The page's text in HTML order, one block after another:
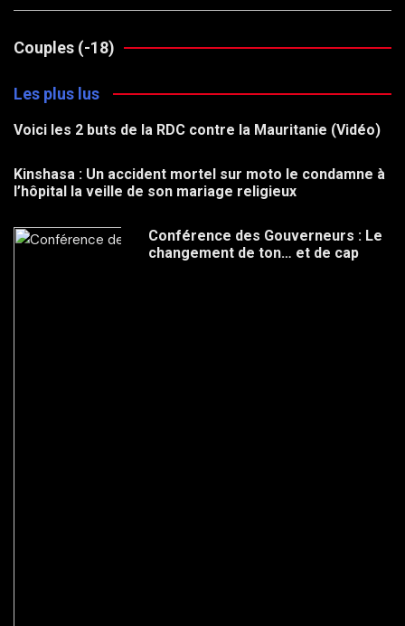
Couples (-18)
Les plus lus
Voici les 2 buts de la RDC contre la Mauritanie (Vidéo)
Kinshasa : Un accident mortel sur moto le condamne à
l’hôpital la veille de son mariage religieux
Conférence des Gouverneurs : Le
changement de ton… et de cap